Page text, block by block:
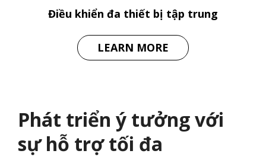
Điều khiển đa thiết bị tập trung
LEARN MORE
Phát triển ý tưởng với
sự hỗ trợ tối đa